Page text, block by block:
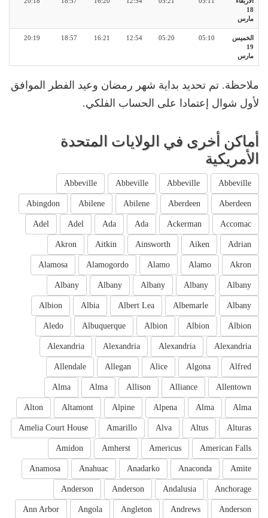
18
مارس
الخميس
19
مارس
05:10
05:20
12:54
16:21
18:57
20:19
ملاحظة. تم تحديد بداية شهر رمضان وعيد الفطر الموافق
لأول شوال إعتمادا على الحساب الفلكي.
أماكن أخرى في الولايات المتحدة
الأمريكية
Abbeville
Abbeville
Abbeville
Abbeville
Aberdeen
Aberdeen
Abilene
Abilene
Abingdon
Accomac
Ackerman
Ada
Ada
Adel
Adel
Adrian
Aiken
Ainsworth
Aitkin
Akron
Akron
Alamo
Alamo
Alamogordo
Alamosa
Albany
Albany
Albany
Albany
Albany
Albany
Albemarle
Albert Lea
Albia
Albion
Albion
Albion
Albion
Albuquerque
Aledo
Alexandria
Alexandria
Alexandria
Alexandria
Alfred
Algona
Alice
Allegan
Allendale
Allentown
Alliance
Allison
Alma
Alma
Alma
Alma
Alpena
Alpine
Altamont
Alton
Alturas
Altus
Alva
Amarillo
Amelia Court House
American Falls
Americus
Amherst
Amidon
Amite
Anaconda
Anadarko
Anahuac
Anamosa
Anchorage
Andalusia
Anderson
Anderson
Anderson
Andrews
Angleton
Angola
Ann Arbor